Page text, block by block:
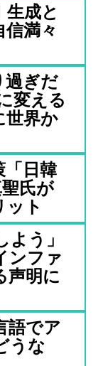
成と
満々
過ぎだ
変える
世界か
「日韓
氏が
ト
う」
ンファ
声明に
語でア
うな